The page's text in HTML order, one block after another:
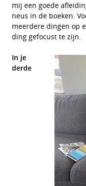
mij een goede
neus in de boeken.
meerdere dingen op
ding gefocust te zijn.
In je
derde